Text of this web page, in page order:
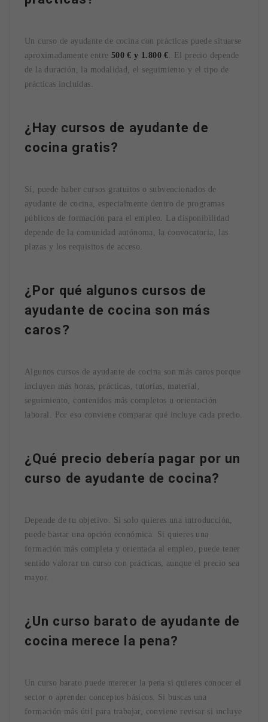
Un curso de ayudante de cocina con prácticas puede situarse
aproximadamente entre 500 € y 1.800 € . El precio depende
de la duración, la modalidad, el seguimiento y el tipo de
prácticas incluidas.
¿Hay cursos de ayudante de
cocina gratis?
Sí, puede haber cursos gratuitos o subvencionados de
ayudante de cocina, especialmente dentro de programas
públicos de formación para el empleo. La disponibilidad
depende de la comunidad autónoma, la convocatoria, las
plazas y los requisitos de acceso.
¿Por qué algunos cursos de
ayudante de cocina son más
caros?
Algunos cursos de ayudante de cocina son más caros porque
incluyen más horas, prácticas, tutorías, material,
seguimiento, contenidos más completos u orientación
laboral. Por eso conviene comparar qué incluye cada precio.
¿Qué precio debería pagar por un
curso de ayudante de cocina?
Depende de tu objetivo. Si solo quieres una introducción,
puede bastar una opción económica. Si quieres una
formación más completa y orientada al empleo, puede tener
sentido valorar un curso con prácticas, aunque el precio sea
mayor.
¿Un curso barato de ayudante de
cocina merece la pena?
Un curso barato puede merecer la pena si quieres conocer el
sector o aprender conceptos básicos. Si buscas una
formación más útil para trabajar, conviene revisar si incluye